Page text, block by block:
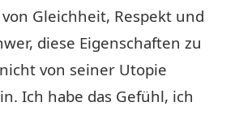
Gleichheit, Respekt und
diese Eigenschaften zu
von seiner Utopie
Ich habe das Gefühl, ich